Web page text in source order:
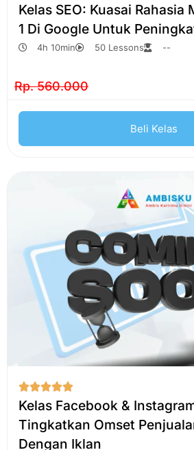
Kelas SEO: Kuasai Rahasia
1 Di Google Untuk
4h 10min 50 Lessons --
Rp. 560.000
Beli Kelas

Kelas Facebook &
Tingkatkan Omset
Dengan Iklan